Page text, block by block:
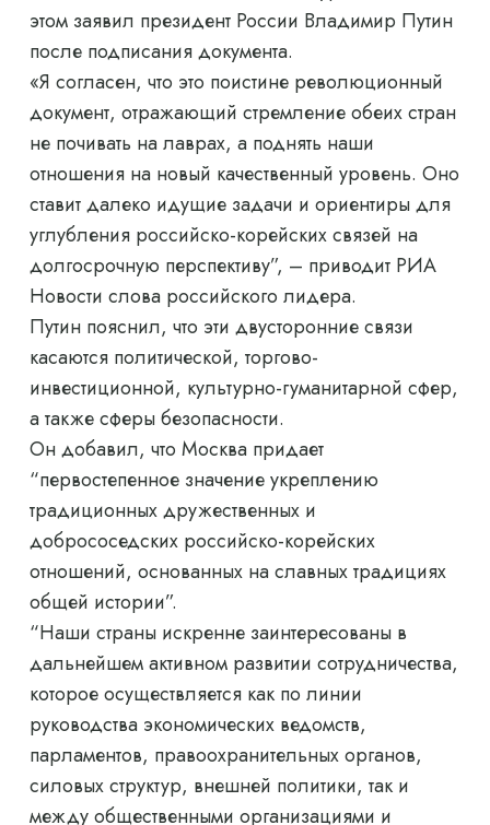
этом заявил президент России Владимир Путин
после подписания документа.
«Я согласен, что это поистине революционный
документ, отражающий стремление обеих стран
не почивать на лаврах, а поднять наши
отношения на новый качественный уровень. Оно
ставит далеко идущие задачи и ориентиры для
углубления российско-корейских связей на
долгосрочную перспективу”, – приводит РИА
Новости слова российского лидера.
Путин пояснил, что эти двусторонние связи
касаются политической, торгово-
инвестиционной, культурно-гуманитарной сфер,
а также сферы безопасности.
Он добавил, что Москва придает
“первостепенное значение укреплению
традиционных дружественных и
добрососедских российско-корейских
отношений, основанных на славных традициях
общей истории”.
“Наши страны искренне заинтересованы в
дальнейшем активном развитии сотрудничества,
которое осуществляется как по линии
руководства экономических ведомств,
парламентов, правоохранительных органов,
силовых структур, внешней политики, так и
между общественными организациями и